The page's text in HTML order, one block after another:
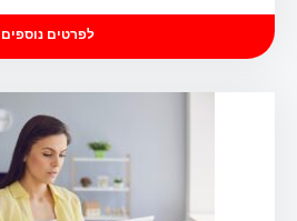
לפרטים נוספים